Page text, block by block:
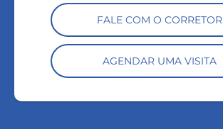
FALE COM O CORRETOR
AGENDAR UMA VISITA